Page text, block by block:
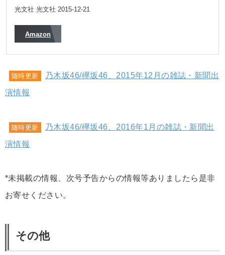
光文社 光文社 2015-12-21
Amazon
随時更新
乃木坂46/欅坂46、2015年12月の雑誌・新聞出
演情報
随時更新
乃木坂46/欅坂46、2016年1月の雑誌・新聞出
演情報
*未掲載の情報、次号予告からの情報等ありましたら是非
お寄せください。
その他